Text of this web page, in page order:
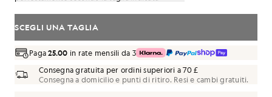
SCEGLI UNA TAGLIA
Paga25.00 in rate mensili da 3
Consegna gratuita per ordini superiori a 70 £
Consegna a domicilio e punti di ritiro. Resi e cambi gratuiti.